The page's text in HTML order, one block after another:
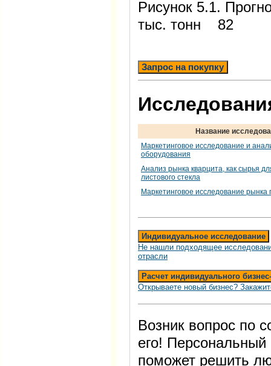
Рисунок 5.1.
тыс. тонн 82
Запрос на покупку
Название
Маркетинговое исследование и
оборудования
Анализ рынка кварцита, как сырья
листового стекла
Маркетинговое исследование рынка
Индивидуальное исследование
Не нашли подходящее
отрасли
Расчет индивидуального
Открываете новый бизнес?
Возник вопрос по
его!
поможет решить